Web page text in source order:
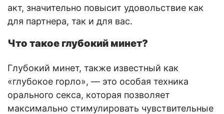
акт, значительно повысит удовольствие как
для партнера, так и для вас.
Что такое глубокий минет?
Глубокий минет, также известный как
«глубокое горло», — это особая техника
орального секса, которая позволяет
максимально стимулировать чувствительные